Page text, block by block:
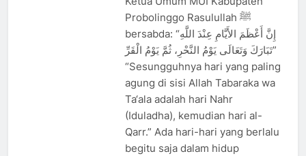
Probolinggo Rasulullah ﷺ
bersabda: “إِنَّ أَعْظَمَ الأَيَّامِ عِنْدَ اللَّهِ
تَبَارَكَ وَتَعَالَى يَوْمُ النَّحْرِ، ثُمَّ يَوْمُ الْقَرِّ”
“Sesungguhnya hari yang paling
agung di sisi Allah Tabaraka wa
Ta‘ala adalah hari Nahr
(Iduladha), kemudian hari al-
Qarr.” Ada hari-hari yang berlalu
begitu saja dalam hidup